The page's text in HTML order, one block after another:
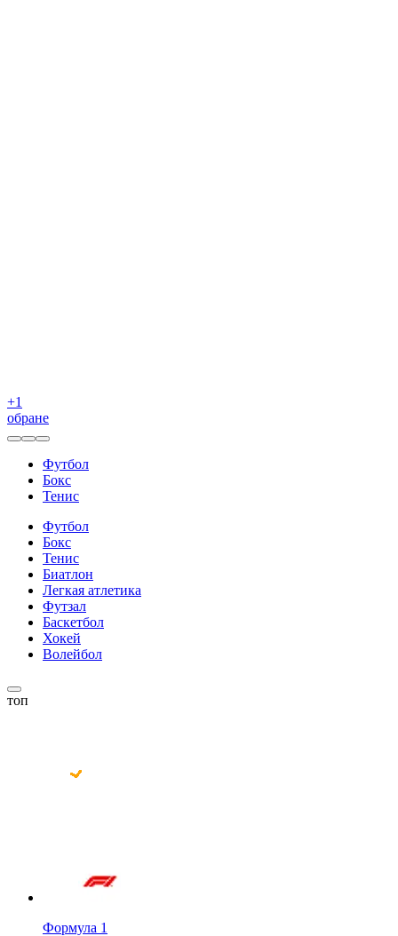
+1
обране
Футбол
Бокс
Тенис
Футбол
Бокс
Тенис
Биатлон
Легкая атлетика
Футзал
Баскетбол
Хокей
Волейбол
топ
Формула 1